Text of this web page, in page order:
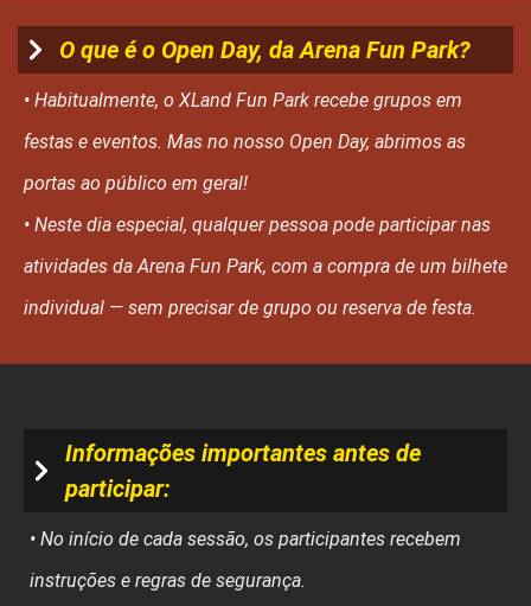
O que é o Open Day, da Arena Fun Park?
• Habitualmente, o XLand Fun Park recebe grupos em
festas e eventos. Mas no nosso Open Day, abrimos as
portas ao público em geral!
• Neste dia especial, qualquer pessoa pode participar nas
atividades da Arena Fun Park, com a compra de um bilhete
individual — sem precisar de grupo ou reserva de festa.
Informações importantes antes de
participar:
• No início de cada sessão, os participantes recebem
instruções e regras de segurança.